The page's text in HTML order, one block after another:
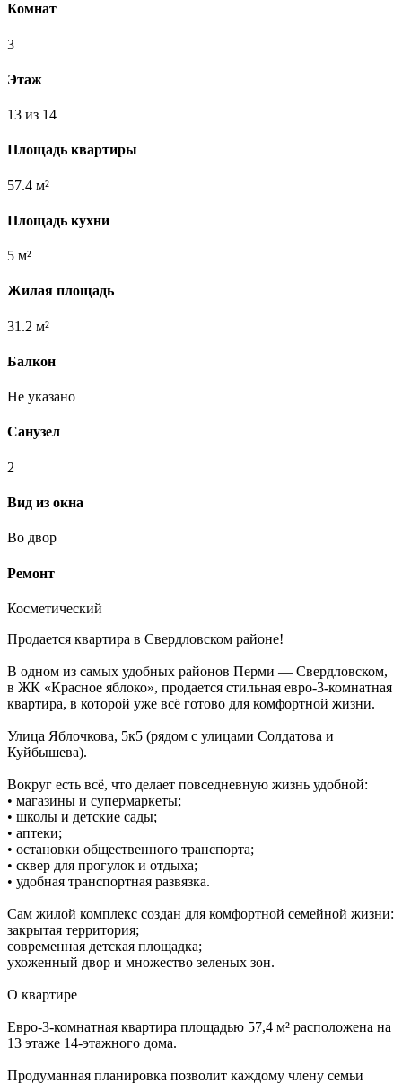
Комнат
3
Этаж
13 из 14
Площадь квартиры
57.4 м²
Площадь кухни
5 м²
Жилая площадь
31.2 м²
Балкон
Не указано
Санузел
2
Вид из окна
Во двор
Ремонт
Косметический
Продается квартира в Свердловском районе!
В одном из самых удобных районов Перми — Свердловском,
в ЖК «Красное яблоко», продается стильная евро-3-комнатная
квартира, в которой уже всё готово для комфортной жизни.
Улица Яблочкова, 5к5 (рядом с улицами Солдатова и
Куйбышева).
Вокруг есть всё, что делает повседневную жизнь удобной:
• магазины и супермаркеты;
• школы и детские сады;
• аптеки;
• остановки общественного транспорта;
• сквер для прогулок и отдыха;
• удобная транспортная развязка.
Сам жилой комплекс создан для комфортной семейной жизни:
закрытая территория;
современная детская площадка;
ухоженный двор и множество зеленых зон.
О квартире
Евро-3-комнатная квартира площадью 57,4 м² расположена на
13 этаже 14-этажного дома.
Продуманная планировка позволит каждому члену семьи